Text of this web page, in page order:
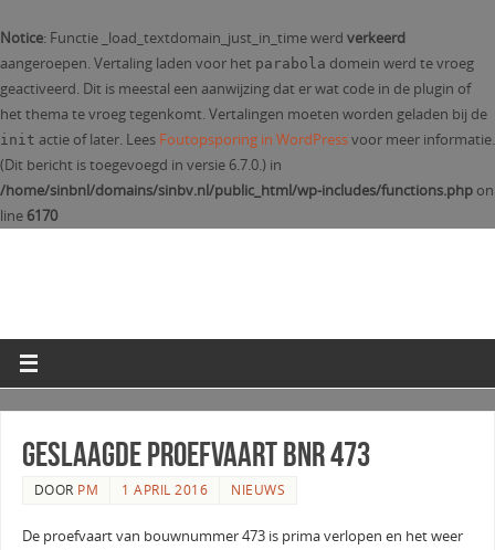
Notice: Functie _load_textdomain_just_in_time werd verkeerd
aangeroepen. Vertaling laden voor het parabola domein werd te vroeg
geactiveerd. Dit is meestal een aanwijzing dat er wat code in de plugin of
het thema te vroeg tegenkomt. Vertalingen moeten worden geladen bij de
init actie of later. Lees Foutopsporing in WordPressvoor meer informatie.
(Dit bericht is toegevoegd in versie 6.7.0.) in
/home/sinbnl/domains/sinbv.nl/public_html/wp-includes/functions.php on
line 6170
Geslaagde proefvaart bnr 473
DOOR PM 1 APRIL 2016 NIEUWS
De proefvaart van bouwnummer 473 is prima verlopen en het weer